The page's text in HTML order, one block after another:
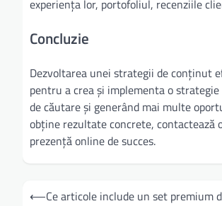
experiența lor, portofoliul, recenziile
Concluzie
Dezvoltarea unei strategii de conținut
pentru a crea și implementa o
de căutare și generând mai multe
obține rezultate concrete, contactează
prezență online de succes.
Navigare
⟵Ce articole include un set premium